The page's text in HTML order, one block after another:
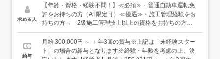
ょう。≪具体的には≫・職人さんとの打ち合わせ・お客様
との現場打ち合わせ（営業スタッフも同席します）・工程
管理（発注業務、日程調整等）・現場管理（工事の進捗確
し、アフターフォロー など〇●株式会社創研について●〇
創業して以来、黒字経営を継続。水道管、配水管、住宅設
備工事業から始まった株式会社創研。現在は、上下水道工
求める人
【年齢・資格・経験不問！】≪必須≫・普通自動車運転免
許をお持ちの方（AT限定可）≪優遇≫・施工管理経験をお
持ちの方→ 2級施工管理技士以上の資格をお持ちの方
は、月給35万円以上で優遇いたします。※職人（大工・内
装工・外装工・電気工・エクステリア工）の経験者大歓
迎！ まずは、得意な職人の仕事から始めて、順次、施工
給与
月給 300,000円 ～ ＋年3回の賞与※上記は「未経験スター
ト」の場合の給与となります※経験・年齢を考慮の上、決